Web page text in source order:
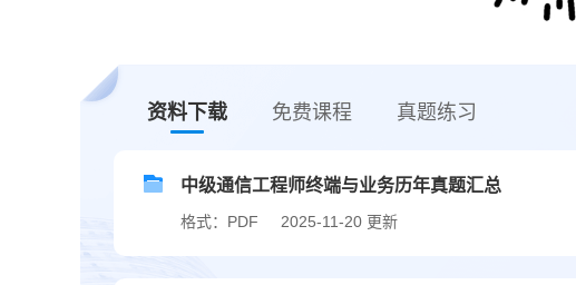
资料下载 免费课程 真题练习
中级通信工程师终端与业务历年真题汇总
格式：PDF 2025-11-20 更新